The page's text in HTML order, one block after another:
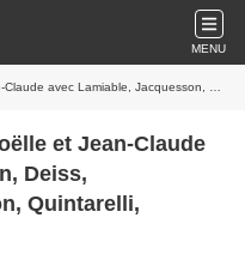
MENU
Deiss, Bründlmayer, Comtes Lafon, Quintarelli,
et Jean-Claude
Deiss,
Quintarelli,